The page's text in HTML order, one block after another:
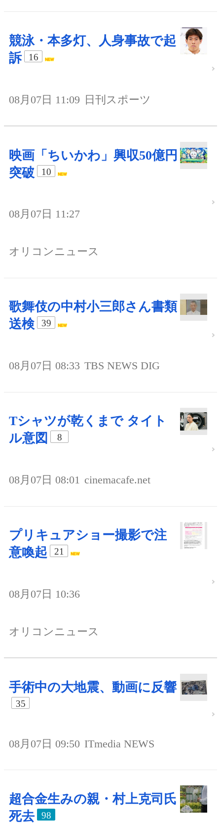
競泳・本多灯、人身事故で起
訴
16
08月07日 11:09 日刊スポーツ
映画「ちいかわ」興収50億円
突破
10
08月07日 11:27
オリコンニュース
歌舞伎の中村小三郎さん書類
送検
39
08月07日 08:33 TBS NEWS DIG
Tシャツが乾くまで タイト
ル意図
8
08月07日 08:01 cinemacafe.net
プリキュアショー撮影で注
意喚起
21
08月07日 10:36
オリコンニュース
手術中の大地震、動画に反響
35
08月07日 09:50 ITmedia NEWS
超合金生みの親・村上克司氏
死去
98